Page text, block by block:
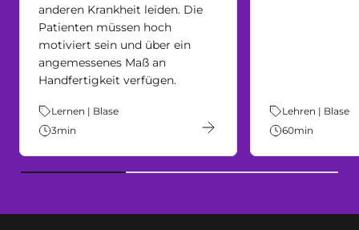
anderen Krankheit leiden. Die
Patienten müssen hoch
motiviert sein und über ein
angemessenes Maß an
Handfertigkeit verfügen.
Thema:
Lernen | Blase
3min
Thema:
Lehren | Blase
60min